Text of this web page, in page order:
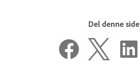
Del denne side